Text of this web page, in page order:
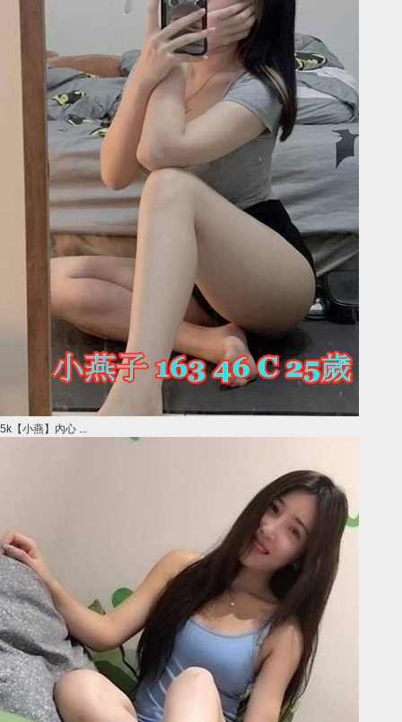
5k【小燕】內心 ...